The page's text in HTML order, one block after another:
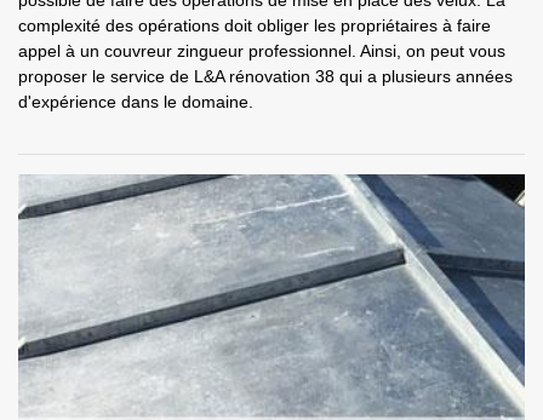
complexité des opérations doit obliger les propriétaires à faire
appel à un couvreur zingueur professionnel. Ainsi, on peut vous
proposer le service de L&A rénovation 38 qui a plusieurs années
d'expérience dans le domaine.